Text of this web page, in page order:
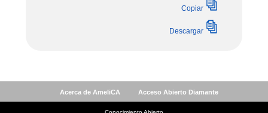
Acerca de AmeliCA Acceso Abierto Diamante